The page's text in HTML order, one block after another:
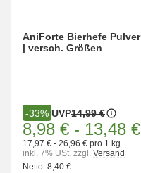
AniForte Bierhefe Pulver
| versch. Größen
-33% UVP14,99 €
8,98 € - 13,48 €
17,97 € - 26,96 € pro 1 kg
inkl. 7% USt. zzgl. Versand
Netto: 8,40 €